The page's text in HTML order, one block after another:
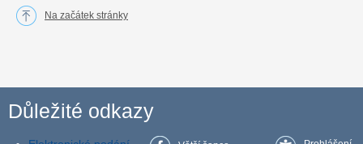
Na začátek stránky
Důležité odkazy